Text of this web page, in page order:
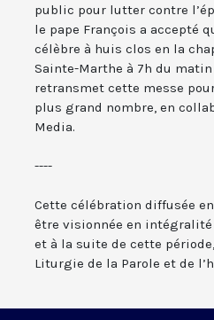
public pour lutter contre
le pape François a accepté
célèbre à huis clos en la
Sainte-Marthe à 7h du
retransmet cette messe
plus grand nombre, en
Media.
----
Cette célébration diffusée
être visionnée en
et à la suite de cette
Liturgie de la Parole et de